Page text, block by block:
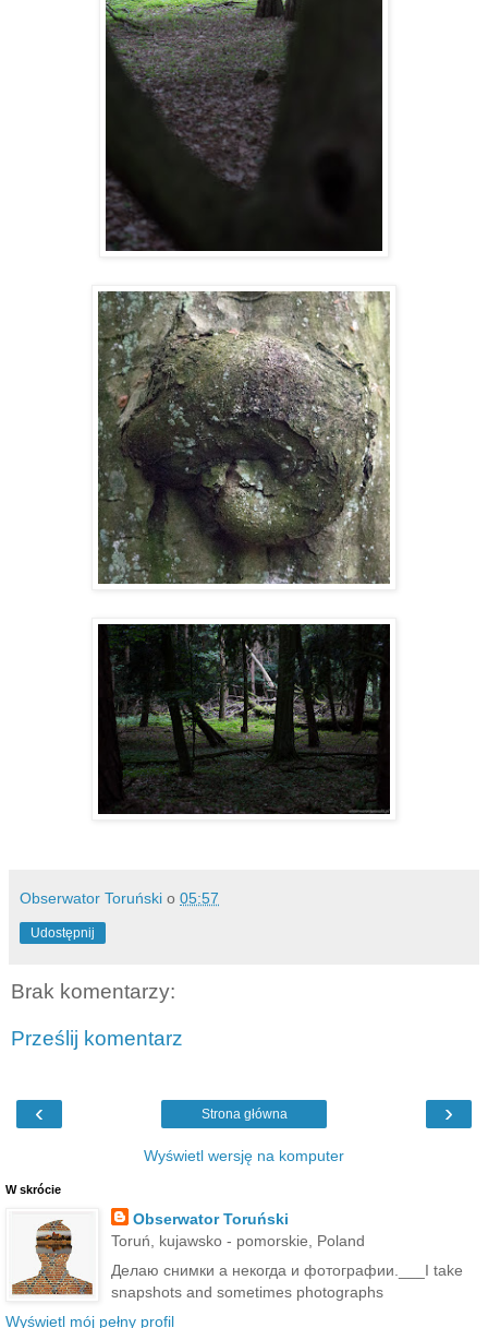
Obserwator Toruński o 05:57
Udostępnij
Brak komentarzy:
Prześlij komentarz
‹ ›
Strona główna
Wyświetl wersję na komputer
W skrócie
Obserwator Toruński
Toruń, kujawsko - pomorskie, Poland
Делаю снимки а некогда и фотографии.___I take
snapshots and sometimes photographs
Wyświetl mój pełny profil